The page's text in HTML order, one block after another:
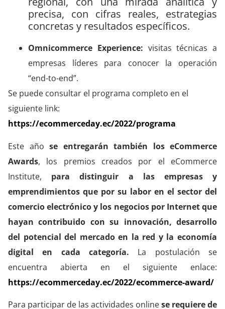
precisa, con cifras reales, estrategias
concretas y resultados específicos.
Omnicommerce Experience: visitas técnicas a
empresas líderes para conocer la operación
“end-to-end”.
Se puede consultar el programa completo en el
siguiente link:
https://ecommerceday.ec/2022/programa
Este año se entregarán también los eCommerce
Awards, los premios creados por el eCommerce
Institute, para distinguir a las empresas y
emprendimientos que por su labor en el sector del
comercio electrónico y los negocios por Internet que
hayan contribuido con su innovación, desarrollo
del potencial del mercado en la red y la economía
digital en cada categoría. La postulación se
encuentra abierta en el siguiente enlace:
https://ecommerceday.ec/2022/ecommerce-award/
Para participar de las actividades onlinese requiere de